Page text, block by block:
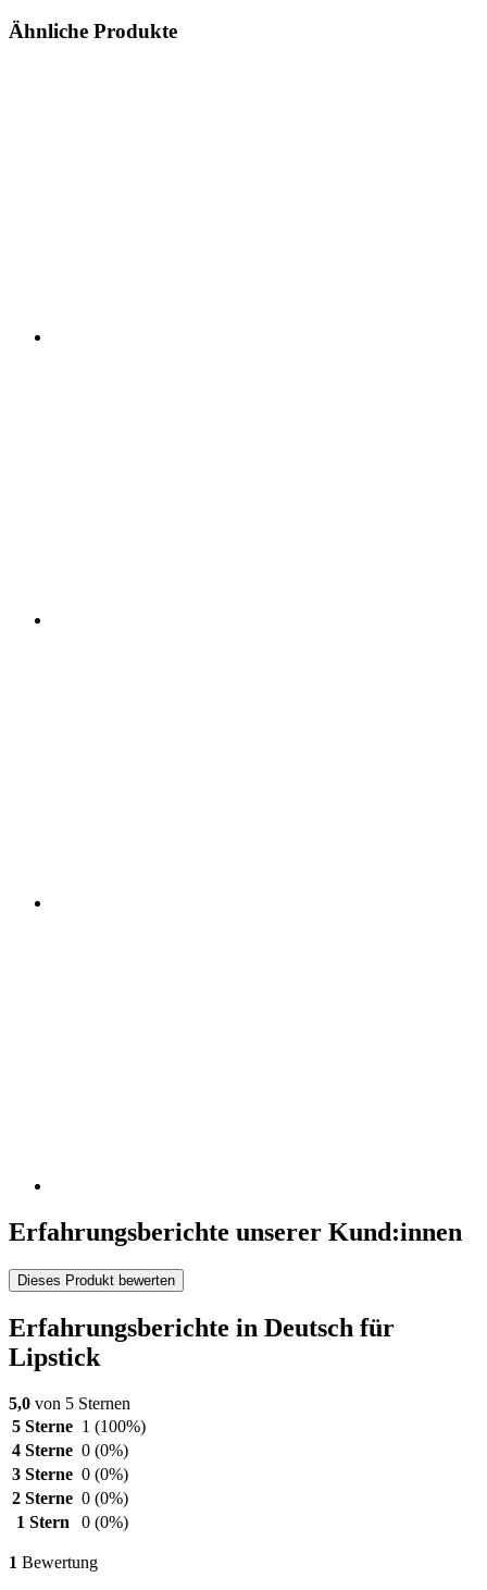
Ähnliche Produkte
Erfahrungsberichte unserer Kund:innen
Dieses Produkt bewerten
Erfahrungsberichte in Deutsch für
Lipstick
5,0 von 5 Sternen
5 Sterne 1 (100%)
4 Sterne 0 (0%)
3 Sterne 0 (0%)
2 Sterne 0 (0%)
1 Stern
0 (0%)
1 Bewertung